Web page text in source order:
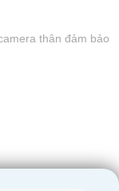
thân đảm bảo